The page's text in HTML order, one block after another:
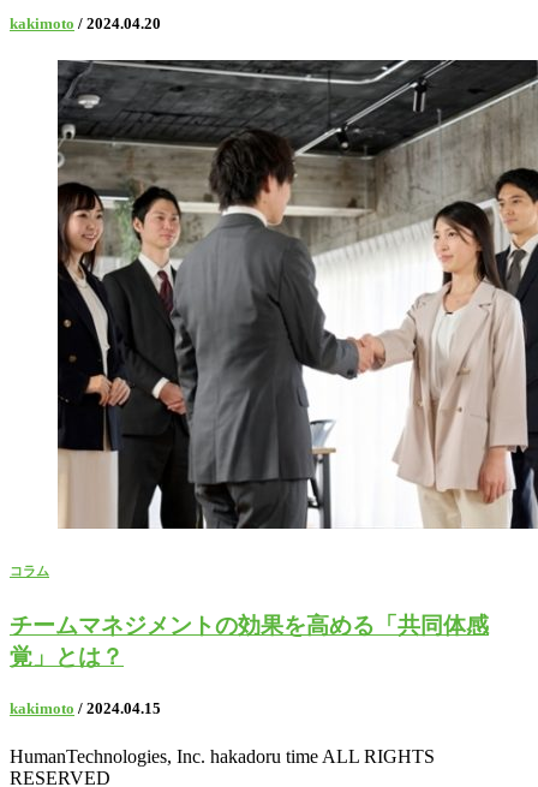
kakimoto / 2024.04.20
コラム
チームマネジメントの効果を高める「共同体感
覚」とは？
kakimoto / 2024.04.15
HumanTechnologies, Inc. hakadoru time ALL RIGHTS
RESERVED